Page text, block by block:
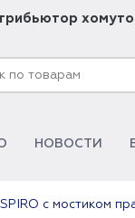
НОВОСТИ
с мостиком